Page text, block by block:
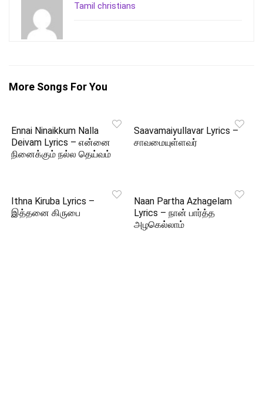
Tamil christians
More Songs For You
Ennai Ninaikkum Nalla
Deivam Lyrics – என்னை
நினைக்கும் நல்ல தெய்வம்
Saavamaiyullavar Lyrics –
சாவமையுள்ளவர்
Ithna Kiruba Lyrics –
இத்தனை கிருபை
Naan Partha Azhagelam
Lyrics – நான் பார்த்த
அழகெல்லாம்